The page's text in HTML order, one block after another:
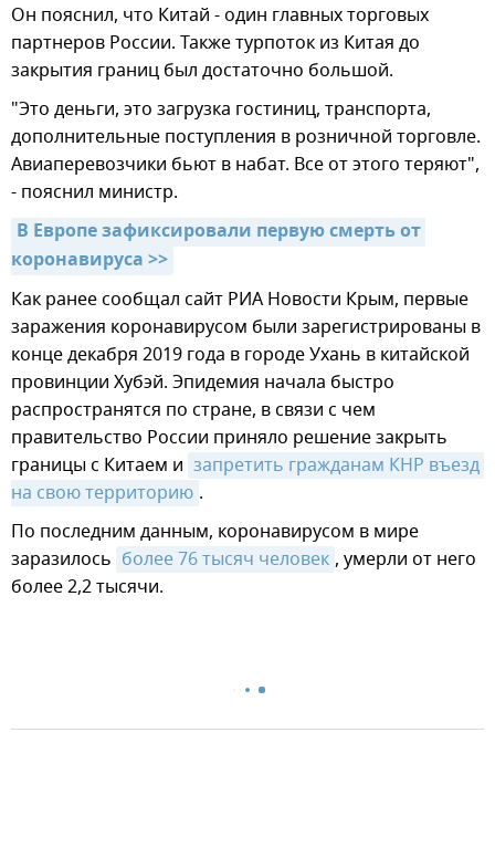
Он пояснил, что Китай - один главных торговых
партнеров России. Также турпоток из Китая до
закрытия границ был достаточно большой.
"Это деньги, это загрузка гостиниц, транспорта,
дополнительные поступления в розничной торговле.
Авиаперевозчики бьют в набат. Все от этого теряют",
- пояснил министр.
В Европе зафиксировали первую смерть от
коронавируса >>
Как ранее сообщал сайт РИА Новости Крым, первые
заражения коронавирусом были зарегистрированы в
конце декабря 2019 года в городе Ухань в китайской
провинции Хубэй. Эпидемия начала быстро
распространятся по стране, в связи с чем
правительство России приняло решение закрыть
границы с Китаем и запретить гражданам КНР въезд
на свою территорию .
По последним данным, коронавирусом в мире
заразилось более 76 тысяч человек , умерли от него
более 2,2 тысячи.